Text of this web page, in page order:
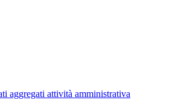
aggregati attività amministrativa